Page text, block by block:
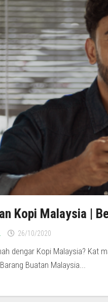
Kopi Malaysia |
26/10/2020
dengar Kopi Malaysia? Kat
Buatan Malaysia...